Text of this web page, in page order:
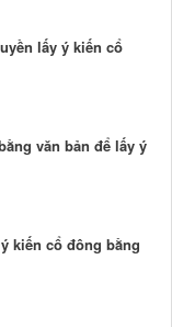
lấy ý kiến cổ
văn bản để lấy ý
kiến cổ đông bằng